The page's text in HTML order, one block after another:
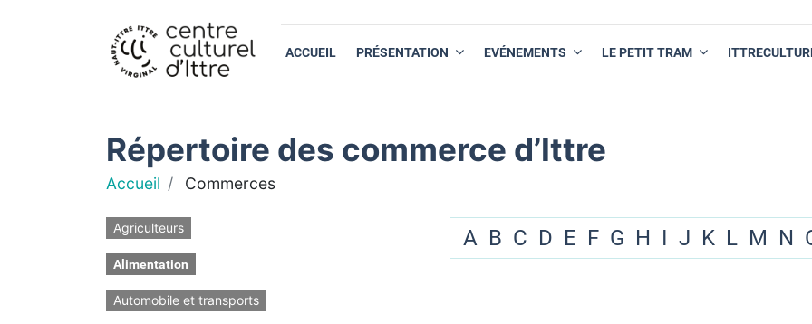
ACCUEIL PRÉSENTATION EVÉNEMENTS LE PETIT TRAM
Répertoire des commerce d’Ittre
Accueil Commerces
Agriculteurs
Alimentation
Automobile et transports
A B C D E F G H I J K L M N